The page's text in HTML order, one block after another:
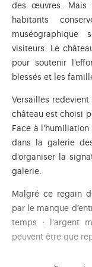
s’en remettre…
Versailles où
Entre 1873 et
votées par le
attaché de
royale au
Nolhac engage
subisse les
des œuvres. Mais
habitants
visiteurs. Le
pour soutenir
blessés et les
Versailles
château est choisi
Face à l'humiliation
dans la galerie
d'organiser la
galerie.
Malgré ce regain
par le manque
temps : l'argent
peuvent être que